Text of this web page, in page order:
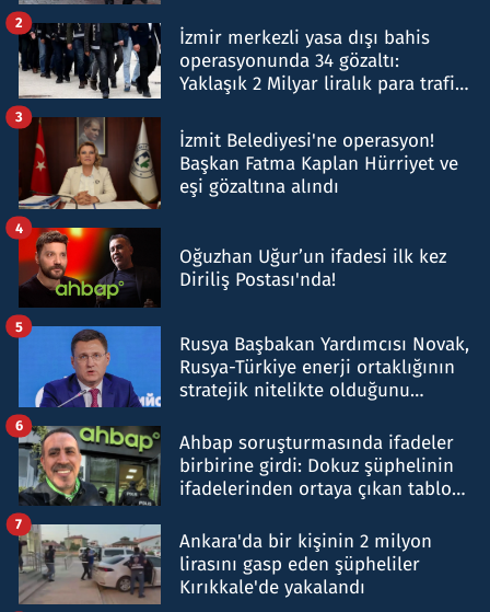
İzmir merkezli yasa dışı bahis
operasyonunda 34 gözaltı:
Yaklaşık 2 Milyar liralık para trafiği
2
İzmit Belediyesi'ne operasyon!
Başkan Fatma Kaplan Hürriyet ve
eşi gözaltına alındı
3
Oğuzhan Uğur’un ifadesi ilk kez
Diriliş Postası'nda!
4
Rusya Başbakan Yardımcısı Novak,
Rusya-Türkiye enerji ortaklığının
stratejik nitelikte olduğunu
5
Ahbap soruşturmasında ifadeler
birbirine girdi: Dokuz şüphelinin
ifadelerinden ortaya çıkan tablo
6
Ankara'da bir kişinin 2 milyon
lirasını gasp eden şüpheliler
Kırıkkale'de yakalandı
7